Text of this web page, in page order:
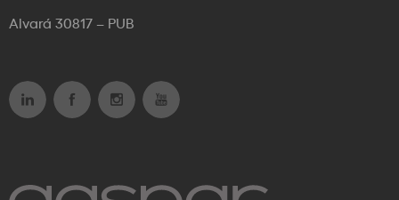
Alvará 30817 – PUB